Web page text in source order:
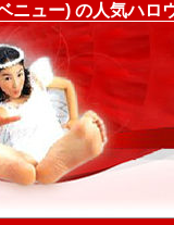
ニュー) の人気ハロ